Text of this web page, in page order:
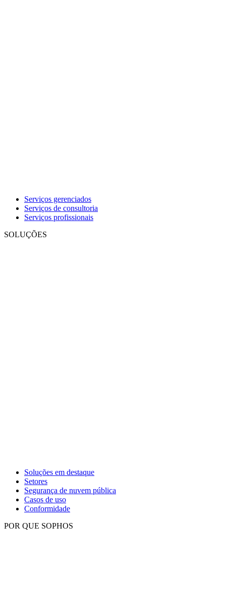
Serviços gerenciados
Serviços de consultoria
Serviços profissionais
SOLUÇÕES
Soluções em destaque
Setores
Segurança de nuvem pública
Casos de uso
Conformidade
POR QUE SOPHOS